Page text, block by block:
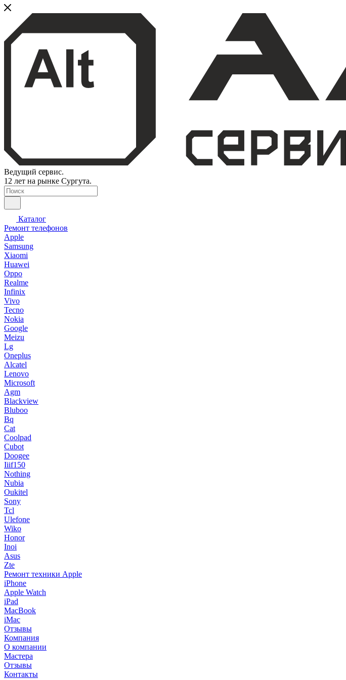
Ведущий сервис.
12 лет на рынке Сургута.
Каталог
Ремонт телефонов
Apple
Samsung
Xiaomi
Huawei
Oppo
Realme
Infinix
Vivo
Tecno
Nokia
Google
Meizu
Lg
Oneplus
Alcatel
Lenovo
Microsoft
Agm
Blackview
Bluboo
Bq
Cat
Coolpad
Cubot
Doogee
Iiif150
Nothing
Nubia
Oukitel
Sony
Tcl
Ulefone
Wiko
Honor
Inoi
Asus
Zte
Ремонт техники Apple
iPhone
Apple Watch
iPad
MacBook
iMac
Отзывы
Компания
О компании
Мастера
Отзывы
Контакты